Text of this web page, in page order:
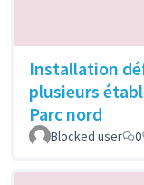
Installation
plusieurs
Parc nord
Blocked user 0